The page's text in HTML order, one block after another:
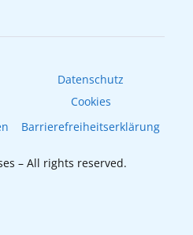
Datenschutz
Cookies
Barrierefreiheitserklärung
– All rights reserved.